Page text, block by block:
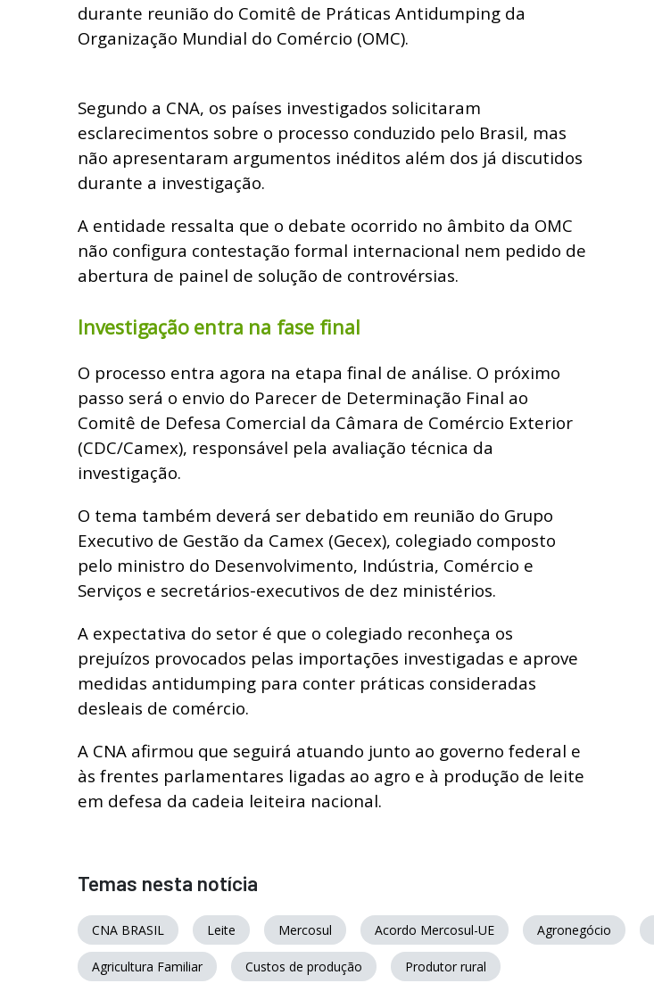
durante reunião do Comitê de Práticas Antidumping da
Organização Mundial do Comércio (OMC).
Segundo a CNA, os países investigados solicitaram
esclarecimentos sobre o processo conduzido pelo Brasil, mas
não apresentaram argumentos inéditos além dos já discutidos
durante a investigação.
A entidade ressalta que o debate ocorrido no âmbito da OMC
não configura contestação formal internacional nem pedido de
abertura de painel de solução de controvérsias.
Investigação entra na fase final
O processo entra agora na etapa final de análise. O próximo
passo será o envio do Parecer de Determinação Final ao
Comitê de Defesa Comercial da Câmara de Comércio Exterior
(CDC/Camex), responsável pela avaliação técnica da
investigação.
O tema também deverá ser debatido em reunião do Grupo
Executivo de Gestão da Camex (Gecex), colegiado composto
pelo ministro do Desenvolvimento, Indústria, Comércio e
Serviços e secretários-executivos de dez ministérios.
A expectativa do setor é que o colegiado reconheça os
prejuízos provocados pelas importações investigadas e aprove
medidas antidumping para conter práticas consideradas
desleais de comércio.
A CNA afirmou que seguirá atuando junto ao governo federal e
às frentes parlamentares ligadas ao agro e à produção de leite
em defesa da cadeia leiteira nacional.
Temas nesta notícia
CNA BRASIL Leite Mercosul Acordo Mercosul-UE Agronegócio
Agricultura Familiar Custos de produção Produtor rural